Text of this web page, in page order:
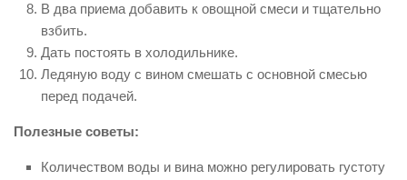
В два приема добавить к овощной смеси и тщательно
взбить.
Дать постоять в холодильнике.
Ледяную воду с вином смешать с основной смесью
перед подачей.
Полезные советы:
Количеством воды и вина можно регулировать густоту